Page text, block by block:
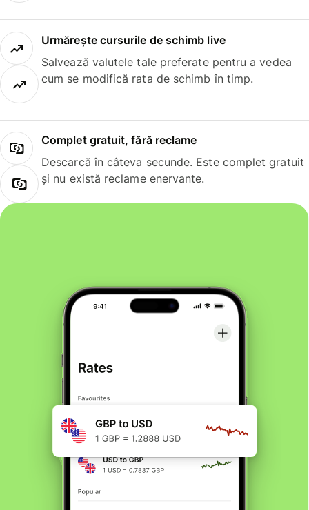
Urmărește cursurile de schimb live
Salvează valutele tale preferate pentru a vedea
cum se modifică rata de schimb în timp.
Complet gratuit, fără reclame
Descarcă în câteva secunde. Este complet gratuit
și nu există reclame enervante.